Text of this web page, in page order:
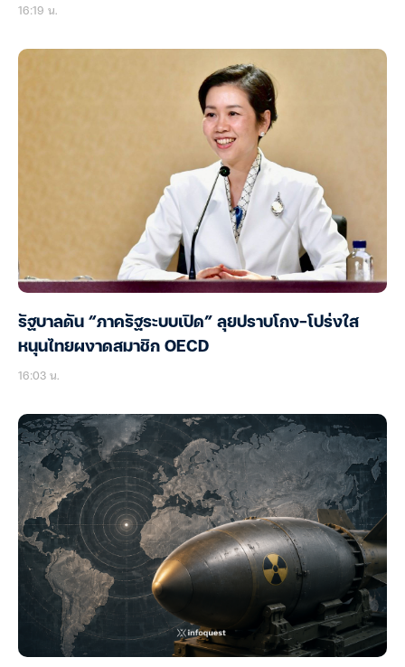
16:19 น.
รัฐบาลดัน “ภาครัฐระบบเปิด” ลุยปราบโกง-โปร่งใส
หนุนไทยผงาดสมาชิก OECD
16:03 น.